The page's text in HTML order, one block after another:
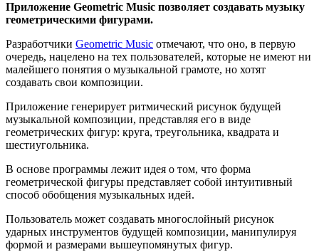
Приложение Geometric Music позволяет создавать музыку
геометрическими фигурами.
Разработчики Geometric Music отмечают, что оно, в первую
очередь, нацелено на тех пользователей, которые не имеют ни
малейшего понятия о музыкальной грамоте, но хотят
создавать свои композиции.
Приложение генерирует ритмический рисунок будущей
музыкальной композиции, представляя его в виде
геометрических фигур: круга, треугольника, квадрата и
шестиугольника.
В основе программы лежит идея о том, что форма
геометрической фигуры представляет собой интуитивный
способ обобщения музыкальных идей.
Пользователь может создавать многослойный рисунок
ударных инструментов будущей композиции, манипулируя
формой и размерами вышеупомянутых фигур.